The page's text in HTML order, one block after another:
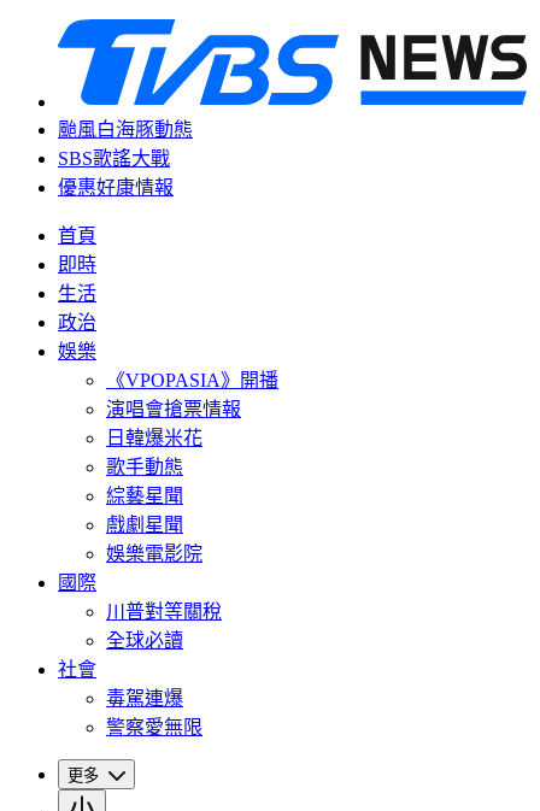
颱風白海豚動態
SBS歌謠大戰
優惠好康情報
首頁
即時
生活
政治
娛樂
《VPOPASIA》開播
演唱會搶票情報
日韓爆米花
歌手動態
綜藝星聞
戲劇星聞
娛樂電影院
國際
川普對等關稅
全球必讀
社會
毒駕連爆
警察愛無限
更多